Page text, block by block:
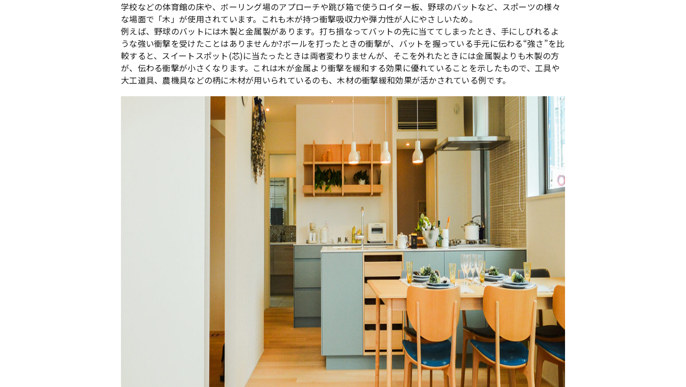
学校などの体育館の床や、ボーリング場のアプローチや跳び箱で使うロイター板、野球のバットなど、スポーツの様々
な場面で「木」が使用されています。これも木が持つ衝撃吸収力や弾力性が人にやさしいため。
例えば、野球のバットには木製と金属製があります。打ち損なってバットの先に当ててしまったとき、手にしびれるよ
うな強い衝撃を受けたことはありませんか?ボールを打ったときの衝撃が、バットを握っている手元に伝わる“強さ”を比
較すると、スイートスポット(芯)に当たったときは両者変わりませんが、そこを外れたときには金属製よりも木製の方
が、伝わる衝撃が小さくなります。これは木が金属より衝撃を緩和する効果に優れていることを示したもので、工具や
大工道具、農機具などの柄に木材が用いられているのも、木材の衝撃緩和効果が活かされている例です。